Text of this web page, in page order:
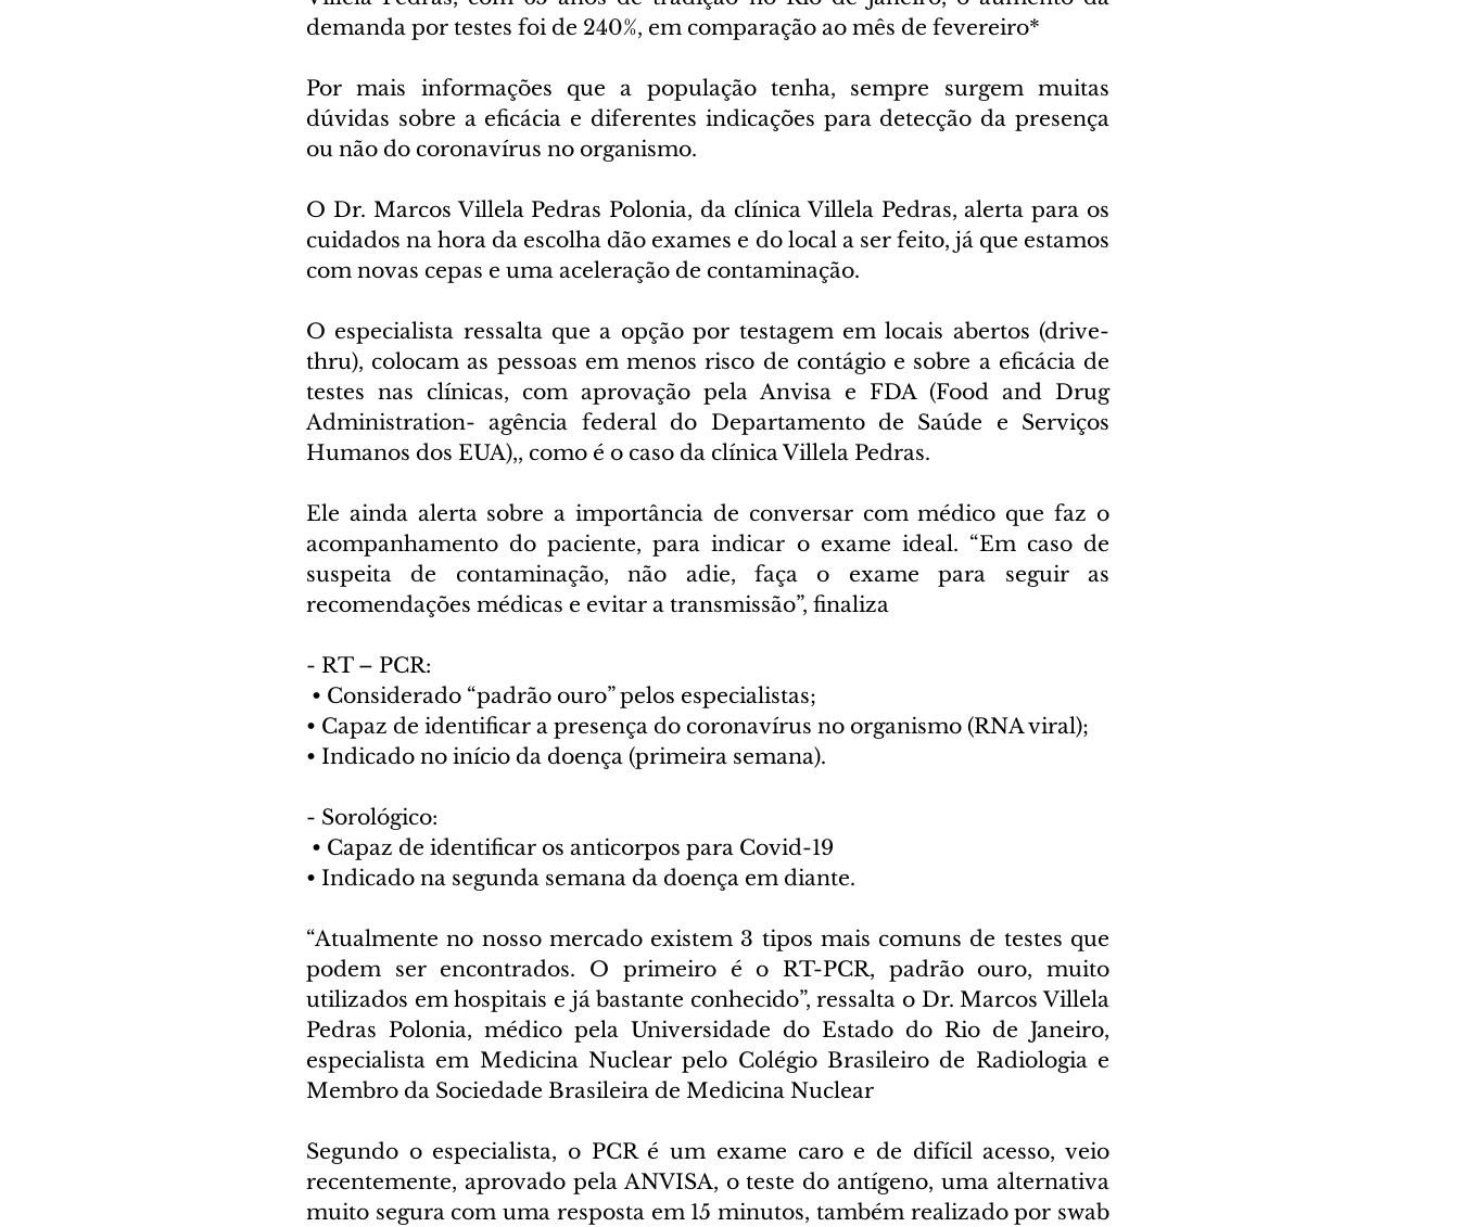
demanda por testes foi de 240%, em comparação ao mês de fevereiro*
Por mais informações que a população tenha, sempre surgem muitas
dúvidas sobre a eficácia e diferentes indicações para detecção da presença
ou não do coronavírus no organismo.
O Dr. Marcos Villela Pedras Polonia, da clínica Villela Pedras, alerta para os
cuidados na hora da escolha dão exames e do local a ser feito, já que estamos
com novas cepas e uma aceleração de contaminação.
O especialista ressalta que a opção por testagem em locais abertos (drive-
thru), colocam as pessoas em menos risco de contágio e sobre a eficácia de
testes nas clínicas, com aprovação pela Anvisa e FDA (Food and Drug
Administration- agência federal do Departamento de Saúde e Serviços
Humanos dos EUA),, como é o caso da clínica Villela Pedras.
Ele ainda alerta sobre a importância de conversar com médico que faz o
acompanhamento do paciente, para indicar o exame ideal. “Em caso de
suspeita de contaminação, não adie, faça o exame para seguir as
recomendações médicas e evitar a transmissão”, finaliza
- RT – PCR:
• Considerado “padrão ouro” pelos especialistas;
• Capaz de identificar a presença do coronavírus no organismo (RNA viral);
• Indicado no início da doença (primeira semana).
- Sorológico:
• Capaz de identificar os anticorpos para Covid-19
• Indicado na segunda semana da doença em diante.
“Atualmente no nosso mercado existem 3 tipos mais comuns de testes que
podem ser encontrados. O primeiro é o RT-PCR, padrão ouro, muito
utilizados em hospitais e já bastante conhecido”, ressalta o Dr. Marcos Villela
Pedras Polonia, médico pela Universidade do Estado do Rio de Janeiro,
especialista em Medicina Nuclear pelo Colégio Brasileiro de Radiologia e
Membro da Sociedade Brasileira de Medicina Nuclear
Segundo o especialista, o PCR é um exame caro e de difícil acesso, veio
recentemente, aprovado pela ANVISA, o teste do antígeno, uma alternativa
muito segura com uma resposta em 15 minutos, também realizado por swab